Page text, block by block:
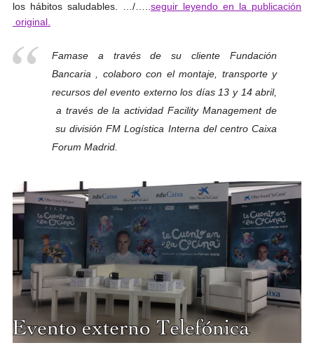
los hábitos saludables. …/….. seguir leyendo en la publicación
original.
Famase a través de su cliente Fundación
Bancaria , colaboro con el montaje, transporte y
recursos del evento externo los días 13 y 14 abril,
a través de la actividad Facility Management de
su división FM Logística Interna del centro Caixa
Forum Madrid.